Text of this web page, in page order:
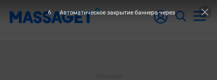
5 Автоматическое закрытие баннера через